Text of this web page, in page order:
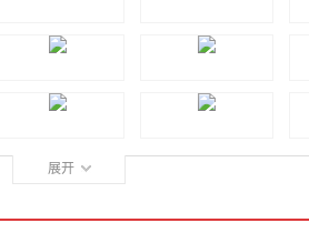
卡梅拉彩妆品牌 唯魅秀彩妆品牌
艾米尔专业彩妆 萌睫尚品眼睫毛
展开